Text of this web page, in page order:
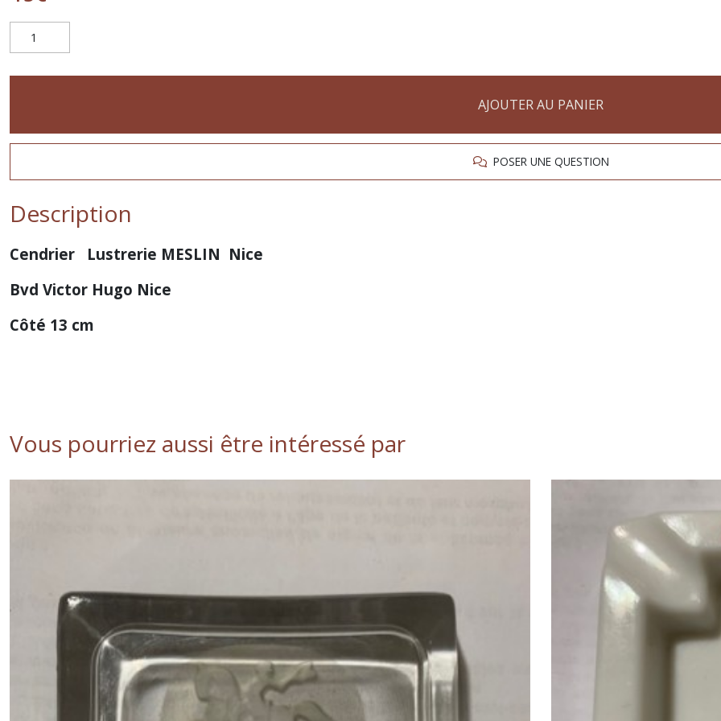
AJOUTER AU PANIER
POSER UNE QUESTION
Description
Cendrier Lustrerie MESLIN Nice
Bvd Victor Hugo Nice
Côté 13 cm
Vous pourriez aussi être intéressé par